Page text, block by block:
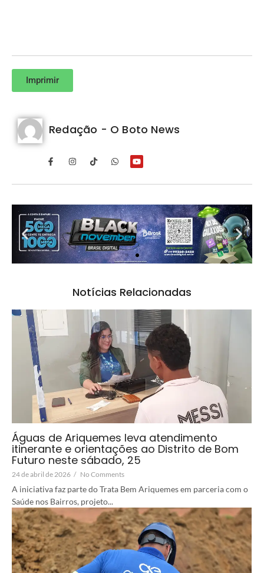
Imprimir
Redação - O Boto News
Notícias Relacionadas
Águas de Ariquemes leva atendimento
itinerante e orientações ao Distrito de Bom
Futuro neste sábado, 25
24 de abril de 2026 / No Comments
A iniciativa faz parte do Trata Bem Ariquemes em parceria com o
Saúde nos Bairros, projeto...